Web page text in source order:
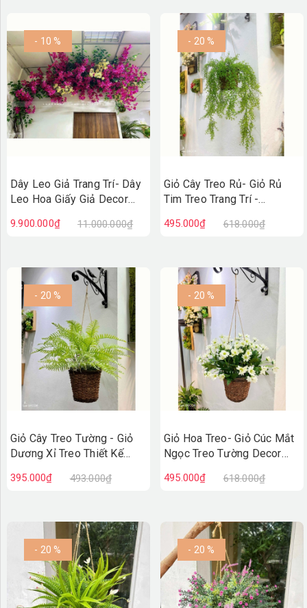
- 10 %
Dây Leo Giả Trang Trí- Dây
Leo Hoa Giấy Giả Decor
Leo Ấn Tượng
9.900.000₫ 11.000.000₫
- 20 %
Giỏ Cây Treo Rủ- Giỏ Rủ
Tim Treo Trang Trí -
495.000₫ 618.000₫
- 20 %
Giỏ Cây Treo Tường - Giỏ
Dương Xỉ Treo Thiết Kế
CC1315
395.000₫ 493.000₫
- 20 %
Giỏ Hoa Treo- Giỏ Cúc Mắt
Ngọc Treo Tường Decor
495.000₫ 618.000₫
- 20 % - 20 %